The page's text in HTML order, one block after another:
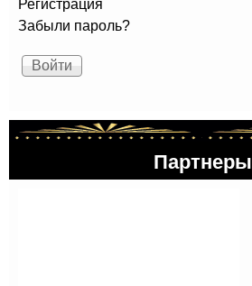
Регистрация
Забыли пароль?
Партнеры